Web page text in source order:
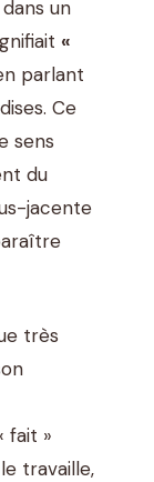
un
«
parlant
Ce
sens
du
jacente
très
fait »
travaille,